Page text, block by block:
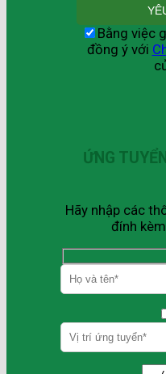
Bằng việc
đồng ý với
ỨNG
Hãy nhập các
đính